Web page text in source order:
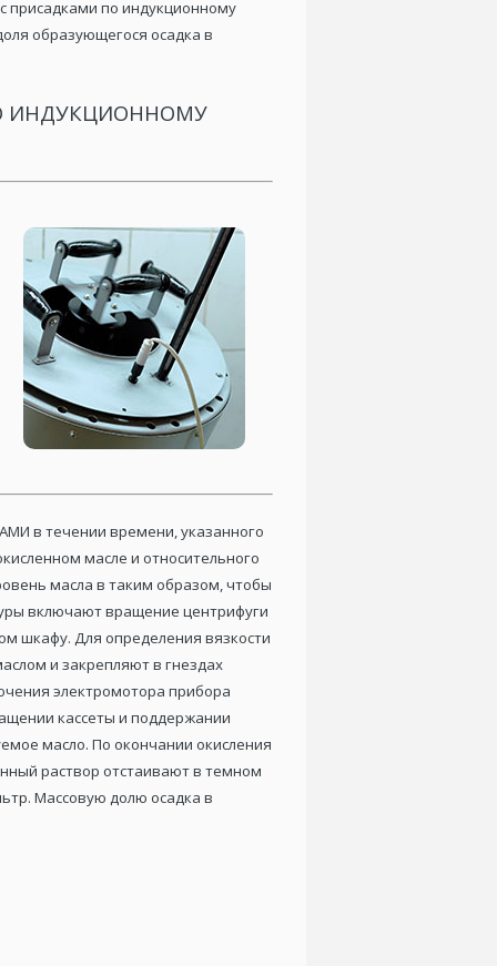
присадками по индукционному
образующегося осадка в
ИНДУКЦИОННОМУ
в течении времени, указанного
масле и относительного
масла в таким образом, чтобы
включают вращение центрифуги
шкафу. Для определения вязкости
и закрепляют в гнездах
электромотора прибора
кассеты и поддержании
масло. По окончании окисления
раствор отстаивают в темном
Массовую долю осадка в